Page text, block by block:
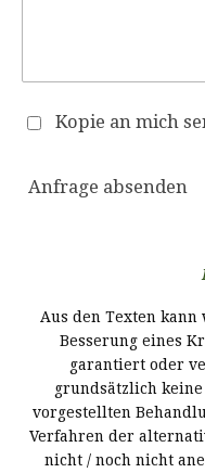
Kopie an mich
Anfrage absenden
Aus den Texten
Besserung eines
garantiert oder
grundsätzlich
vorgestellten
Verfahren der
nicht / noch nicht